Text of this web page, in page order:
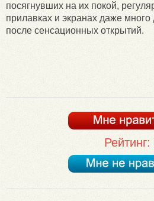
посягнувших на их покой,
прилавках и экранах даже много
после сенсационных открытий.
Рейтинг: